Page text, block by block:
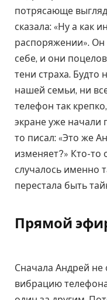
потрясающе
сказала: «Ну а как
распоряжении». Он
себе, и они
тени страха.
нашей семьи, ни
телефон так
экране уже начали
то писал: «Это же
изменяет?» Кто-
случалось именно
перестала быть
Прямой
Сначала Андрей
вибрацию